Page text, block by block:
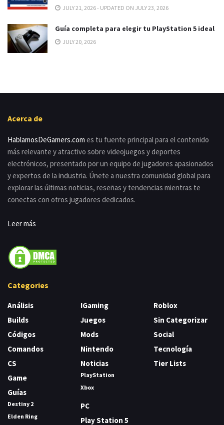
JULY 21, 2026 - UPDATED ON JULY 23, 2026
Guía completa para elegir tu PlayStation 5 ideal
JULY 20, 2026
Acerca de
HablamosDeGamers.com es tu fuente principal para el contenido
más relevante y atractivo sobre videojuegos y deportes
electrónicos, presentado por un equipo de jugadores apasionados
y expertos de la industria. Únete a nuestra comunidad global para
explorar las últimas noticias, reseñas y tendencias mientras te
conectas con otros jugadores dedicados.
Leer más
Categories
Análisis
Builds
Códigos
Comandos
CS
Game
Guías
Destiny 2
Elden Ring
IGaming
Juegos
Mods
Nintendo
Noticias
PlayStation
Xbox
PC
Play Station 5
Roblox
Sin Categorizar
Social
Tecnología
Tier Lists